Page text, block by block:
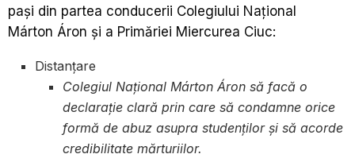
pași din partea conducerii Colegiului Național
Márton Áron și a Primăriei Miercurea Ciuc:
Distanțare
Colegiul Național Márton Áron să facă o
declarație clară prin care să condamne orice
formă de abuz asupra studenților și să acorde
credibilitate mărturiilor.